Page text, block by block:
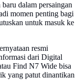
dalam persaingan
momen penting bagi
untuk masuk ke
resmi
dari Digital
Find N7 Wide bisa
yang patut dinantikan